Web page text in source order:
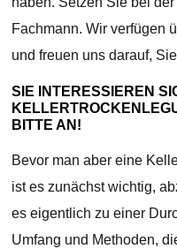
Fachmann. Wir verfügen
und freuen uns darauf,
SIE INTERESSIEREN
BITTE AN!
Bevor man aber eine
ist es zunächst wichtig,
es eigentlich zu einer
Umfang und Methoden,